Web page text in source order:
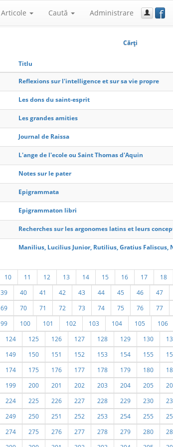
Articole Caută Administrare f
Cărţi
Titlu
Reflexions sur l'intelligence et sur sa vie propre
Les dons du saint-esprit
Les grandes amities
Journal de Raissa
L'ange de l'ecole ou Saint Thomas d'Aquin
Notes sur le pater
Epigrammata
Epigrammaton libri
Recherches sur les argonomes latins et leurs
Manilius, Lucilius Junior, Rutilius, Gratius Faliscus,
10 11 12 13 14 15 16 17 18
39 40 41 42 43 44 45 46 47
69 70 71 72 73 74 75 76 77
99 100 101 102 103 104 105 106
124 125 126 127 128 129 130
149 150 151 152 153 154 155
174 175 176 177 178 179 180
199 200 201 202 203 204 205
224 225 226 227 228 229 230
249 250 251 252 253 254 255
274 275 276 277 278 279 280